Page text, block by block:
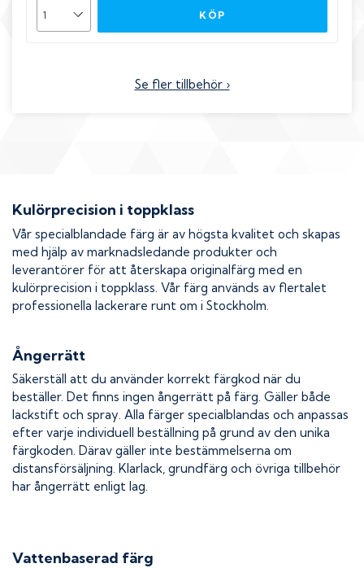
KÖP
Se fler tillbehör ›
Kulörprecision i toppklass
Vår specialblandade färg är av högsta kvalitet och skapas
med hjälp av marknadsledande produkter och
leverantörer för att återskapa originalfärg med en
kulörprecision i toppklass. Vår färg används av flertalet
professionella lackerare runt om i Stockholm.
Ångerrätt
Säkerställ att du använder korrekt färgkod när du
beställer. Det finns ingen ångerrätt på färg. Gäller både
lackstift och spray. Alla färger specialblandas och anpassas
efter varje individuell beställning på grund av den unika
färgkoden. Därav gäller inte bestämmelserna om
distansförsäljning. Klarlack, grundfärg och övriga tillbehör
har ångerrätt enligt lag.
Vattenbaserad färg